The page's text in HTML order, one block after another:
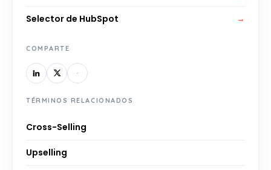
Selector de HubSpot →
COMPARTE
TÉRMINOS RELACIONADOS
Cross-Selling
Upselling